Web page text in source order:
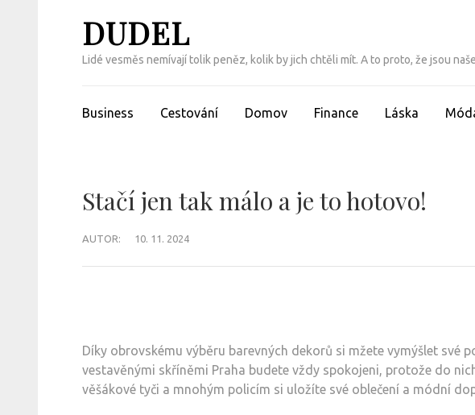
DUDEL
Lidé vesměs nemívají tolik peněz, kolik by jich chtěli mít. A to proto, že jsou
Business Cestování Domov Finance Láska
Stačí jen tak málo a je to hotovo!
AUTOR: 10. 11. 2024
Díky obrovskému výběru barevných dekorů si mžete vymýšlet své
vestavěnými skříněmi Praha budete vždy spokojeni, protože do
věšákové tyči a mnohým policím si uložíte své oblečení a módní